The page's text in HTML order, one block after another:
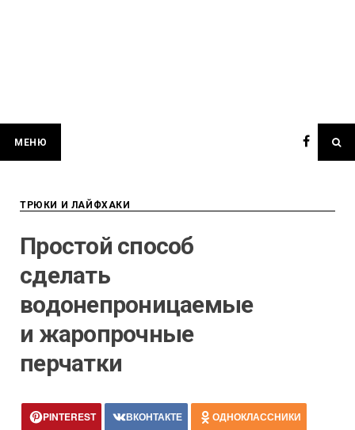
МЕНЮ
ТРЮКИ И ЛАЙФХАКИ
Простой способ
сделать
водонепроницаемые
и жаропрочные
перчатки
PINTEREST ВКОНТАКТЕ ОДНОКЛАССНИКИ